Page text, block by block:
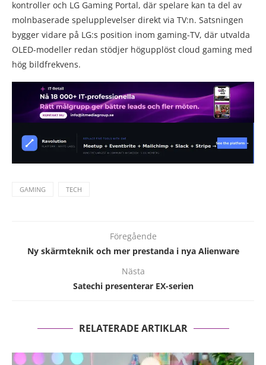
kontroller och LG Gaming Portal, där spelare kan ta del av
molnbaserade spelupplevelser direkt via TV:n. Satsningen
bygger vidare på LG:s position inom gaming-TV, där utvalda
OLED-modeller redan stödjer högupplöst cloud gaming med
hög bildfrekvens.
GAMING TECH
Föregående
Ny skärmteknik och mer prestanda i nya Alienware
Nästa
Satechi presenterar EX-serien
RELATERADE ARTIKLAR